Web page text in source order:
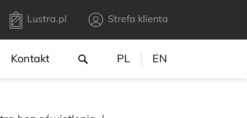
Lustra.pl Strefa klienta
Kontakt PL EN